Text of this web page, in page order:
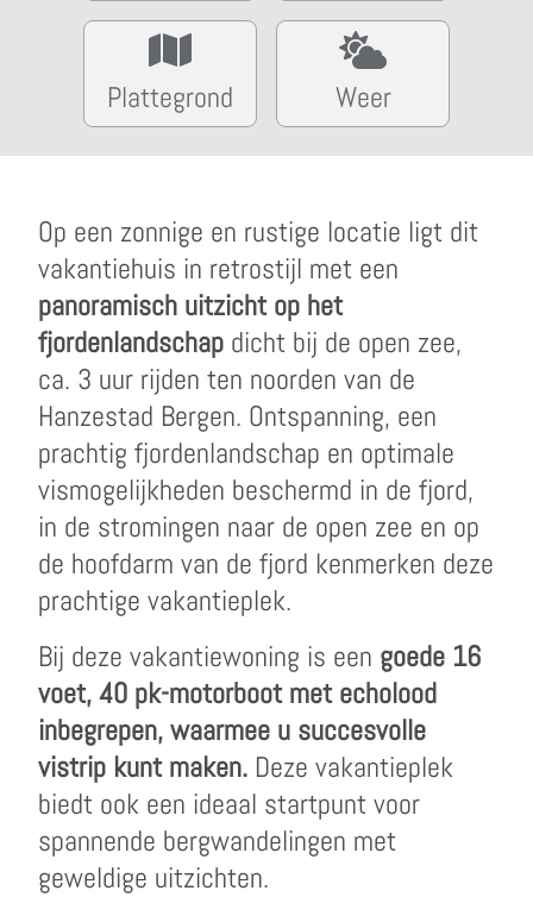
Plattegrond Weer
Op een zonnige en rustige locatie ligt dit
vakantiehuis in retrostijl met een
panoramisch uitzicht op het
fjordenlandschap dicht bij de open zee,
ca. 3 uur rijden ten noorden van de
Hanzestad Bergen. Ontspanning, een
prachtig fjordenlandschap en optimale
vismogelijkheden beschermd in de fjord,
in de stromingen naar de open zee en op
de hoofdarm van de fjord kenmerken deze
prachtige vakantieplek.
Bij deze vakantiewoning is een goede 16
voet, 40 pk-motorboot met echolood
inbegrepen, waarmee u succesvolle
vistrip kunt maken. Deze vakantieplek
biedt ook een ideaal startpunt voor
spannende bergwandelingen met
geweldige uitzichten.